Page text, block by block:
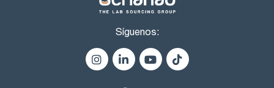
Síguenos: